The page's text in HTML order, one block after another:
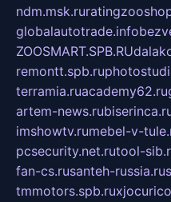
ndm.msk.ru
globalautotrade.info
ZOOSMART.SPB.RU
remontt.spb.ru
terramia.ruacademy62.ru
artem-news.ru
imshowtv.rumebel-v-
pcsecurity.net.rutool-
fan-cs.rusanteh-russia.ru
tmmotors.spb.ru